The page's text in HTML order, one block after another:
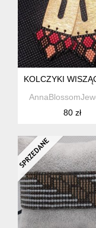
KOLCZYKI
80 zł